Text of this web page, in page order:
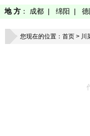
地 方 ： 成都 | 绵阳 |
您现在的位置： 首页 > 川